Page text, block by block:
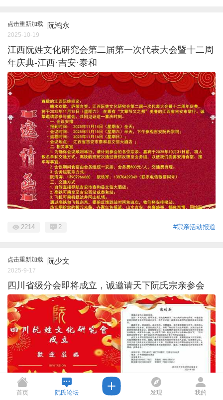
点击重新加载 阮鸿永
2025-10-19
江西阮姓文化研究会第二届第一次代表大会暨十二周
年庆典-江西·吉安·泰和
#宗亲活动报道
2214 2
点击重新加载 阮少文
2025-9-17
四川省级分会即将成立，诚邀请天下阮氏宗亲参会
首页 阮氏论坛 发现 我的